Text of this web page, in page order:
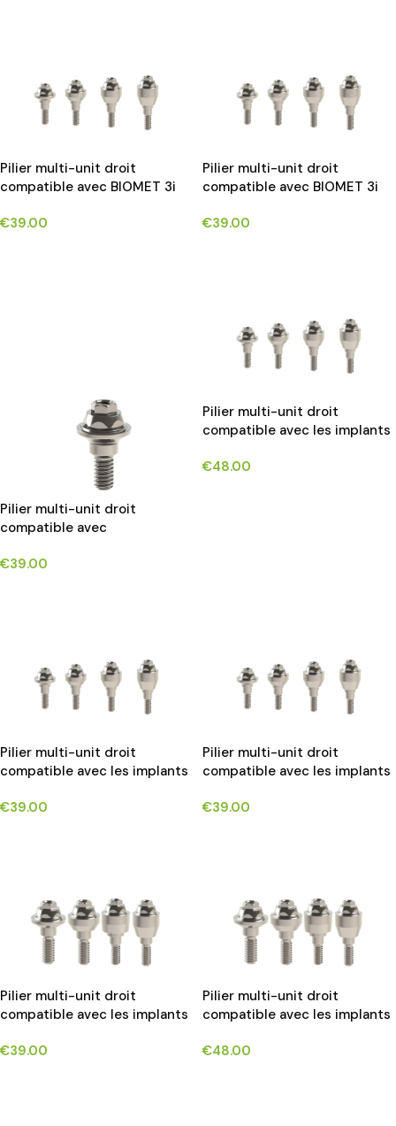
Pilier multi-unit droit
compatible avec BIOMET 3i
€39.00
Pilier multi-unit droit
compatible avec BIOMET 3i
€39.00
Pilier multi-unit droit
compatible avec
€39.00
Pilier multi-unit droit
compatible avec les implants
€48.00
Pilier multi-unit droit
compatible avec les implants
€39.00
Pilier multi-unit droit
compatible avec les implants
€39.00
Pilier multi-unit droit
compatible avec les implants
€39.00
Pilier multi-unit droit
compatible avec les implants
€48.00